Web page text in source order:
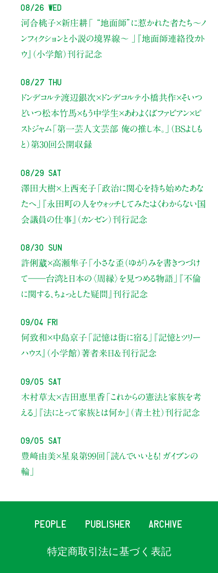
08/26 Wed
河合桃子×新庄耕「 “地面師”に惹かれた者たち〜ノ
ンフィクションと小説の境界線〜 」
『地面師連絡役カト
ウ』（小学館）刊行記念
08/27 Thu
ドンデコルテ渡辺銀次×ドンデコルテ小橋共作×そいつ
どいつ松本竹馬×もう中学生×あわよくばファビアン×ピ
ストジャム「第一芸人文芸部 俺の推し本。」（BSよしも
と） 第30回公開収録
08/29 Sat
澤田大樹×上西充子 「政治に関心を持ち始めたあな
たへ」
『永田町の人をウォッチしてみた：よくわからない国
会議員の仕事』（カンゼン）刊行記念
08/30 Sun
許俐葳×高瀬隼子 「小さな歪（ゆが）みを書きつづけ
て――台湾と日本の〈周縁〉を見つめる物語」
『不倫
に関する、ちょっとした疑問』刊行記念
09/04 Fri
何致和×中島京子 「記憶は街に宿る」
『記憶とツリー
ハウス』（小学館）著者来日＆刊行記念
09/05 Sat
木村草太×吉田恵里香 「これからの憲法と家族を考
える」
『法にとって家族とは何か』（青土社）刊行記念
09/05 Sat
豊﨑由美×星泉 第99回「読んでいいとも！ ガイブンの
輪」
PEOPLE PUBLISHER ARCHIVE
特定商取引法に基づく表記